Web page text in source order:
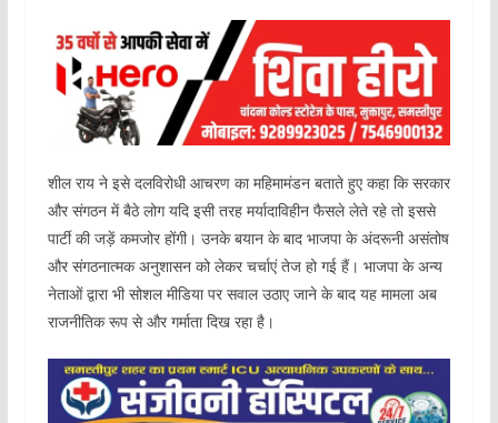
शील राय ने इसे दलविरोधी आचरण का महिमामंडन बताते हुए कहा कि सरकार
और संगठन में बैठे लोग यदि इसी तरह मर्यादाविहीन फैसले लेते रहे तो इससे
पार्टी की जड़ें कमजोर होंगी। उनके बयान के बाद भाजपा के अंदरूनी असंतोष
और संगठनात्मक अनुशासन को लेकर चर्चाएं तेज हो गई हैं। भाजपा के अन्य
नेताओं द्वारा भी सोशल मीडिया पर सवाल उठाए जाने के बाद यह मामला अब
राजनीतिक रूप से और गर्माता दिख रहा है।